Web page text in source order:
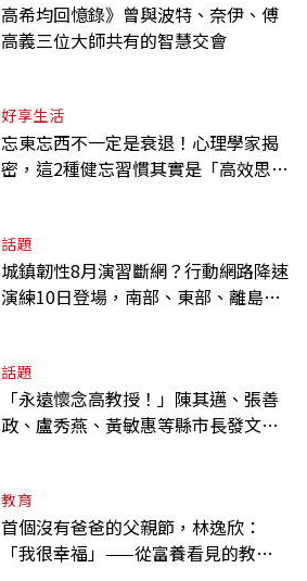
高希均回憶錄》曾與波特、奈伊、傅
高義三位大師共有的智慧交會
好享生活
忘東忘西不一定是衰退！心理學家揭
密，這2種健忘習慣其實是「高效思
話題
城鎮韌性8月演習斷網？行動網路降速
演練10日登場，南部、東部、離島為
話題
「永遠懷念高教授！」陳其邁、張善
政、盧秀燕、黃敏惠等縣市長發文弔
教育
首個沒有爸爸的父親節，林逸欣：
「我很幸福」——從富養看見的教養